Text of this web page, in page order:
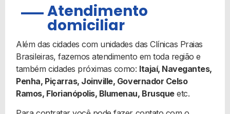
Atendimento
domiciliar
Além das cidades com unidades das Clínicas Praias
Brasileiras, fazemos atendimento em toda região e
também cidades próximas como: Itajaí, Navegantes,
Penha, Piçarras, Joinville, Governador Celso
Ramos, Florianópolis, Blumenau, Brusqueetc.